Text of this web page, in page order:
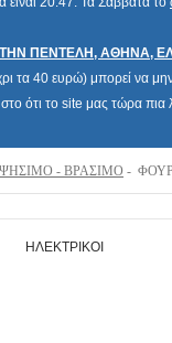
ΠΕΝΤΕΛΗ, ΑΘΗΝΑ,
τα 40 ευρώ) μπορεί να
ότι το site μας τώρα
- ΒΡΑΣΙΜΟ -
ΗΛΕΚΤΡΙΚΟΙ